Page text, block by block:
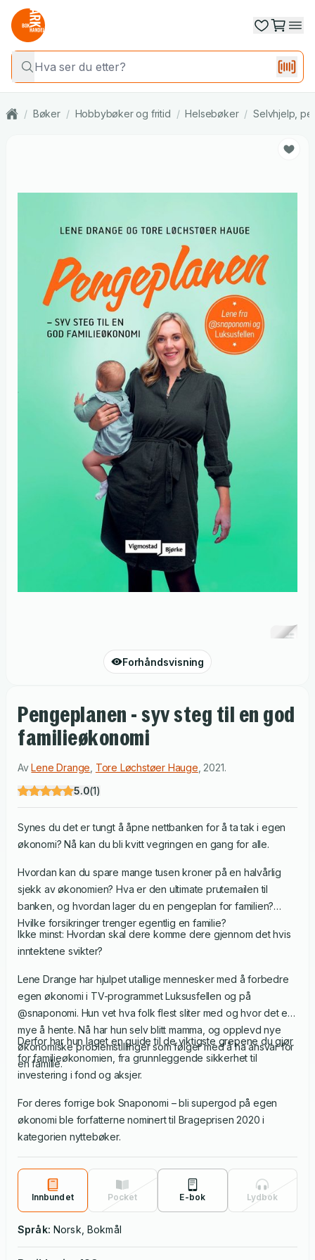
/ Bøker / Hobbybøker og fritid / Helsebøker / Selvhjelp,
Forhåndsvisning
Pengeplanen - syv steg til en god
familieøkonomi
AvLene Drange Tore Løchstøer Hauge 2021.
5.0(1)
Synes du det er tungt å åpne nettbanken for å ta tak i egen
økonomi? Nå kan du bli kvitt vegringen en gang for alle.
Hvordan kan du spare mange tusen kroner på en halvårlig
sjekk av økonomien? Hva er den ultimate prutemailen til
banken, og hvordan lager du en pengeplan for familien?
Hvilke forsikringer trenger egentlig en familie?
Ikke minst: Hvordan skal dere komme dere gjennom det hvis
inntektene svikter?
Lene Drange har hjulpet utallige mennesker med å forbedre
egen økonomi i TV-programmet Luksusfellen og på
@snaponomi. Hun vet hva folk flest sliter med og hvor det er
mye å hente. Nå har hun selv blitt mamma, og opplevd nye
økonomiske problemstillinger som følger med å ha ansvar for
en familie.
Derfor har hun laget en guide til de viktigste grepene du gjør
for familieøkonomien, fra grunnleggende sikkerhet til
investering i fond og aksjer.
For deres forrige bok Snaponomi – bli supergod på egen
økonomi ble forfatterne nominert til Brageprisen 2020 i
kategorien nyttebøker.
Innbundet Pocket E-bok Lydbok
Språk: Norsk, Bokmål